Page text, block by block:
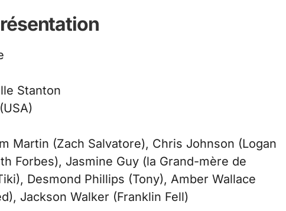
Stanton
Martin (Zach Salvatore), Chris Johnson (Logan
Forbes), Jasmine Guy (la Grand-mère de
Desmond Phillips (Tony), Amber Wallace
Jackson Walker (Franklin Fell)